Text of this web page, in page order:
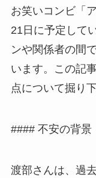
お笑いコンビ「
21日に予定して
ンや関係者の間
います。この記
点について掘り
#### 不安の背景
渡部さんは、過